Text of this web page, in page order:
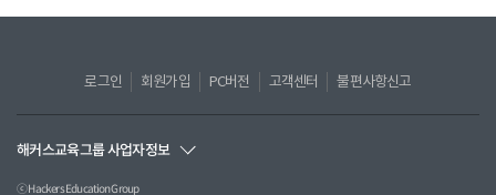
로그인 회원가입 PC버전 고객센터 불편사항신고
해커스교육그룹 사업자정보
ⓒ Hackers Education Group